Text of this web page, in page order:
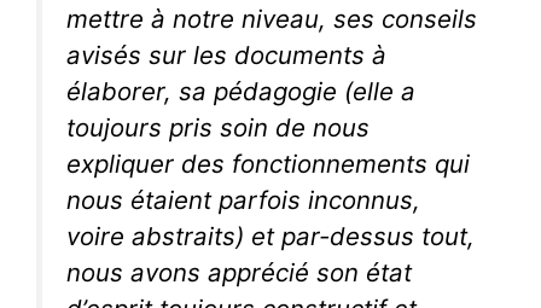
mettre à notre niveau, ses conseils
avisés sur les documents à
élaborer, sa pédagogie (elle a
toujours pris soin de nous
expliquer des fonctionnements qui
nous étaient parfois inconnus,
voire abstraits) et par-dessus tout,
nous avons apprécié son état